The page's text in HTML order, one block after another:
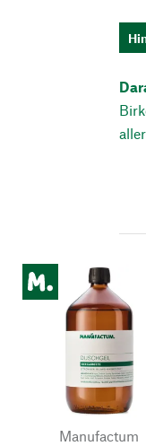
Manufactum